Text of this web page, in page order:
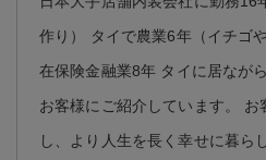
作り） タイで農業6年（イチゴ
在保険金融業8年 タイに居なが
お客様にご紹介しています。
し、より人生を長く幸せに暮ら